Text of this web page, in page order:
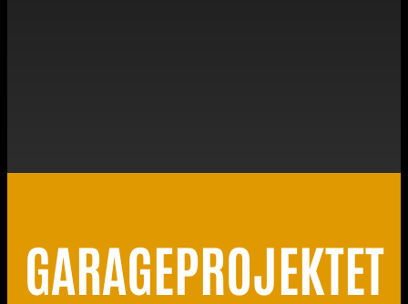
GARAGEPROJEKTET